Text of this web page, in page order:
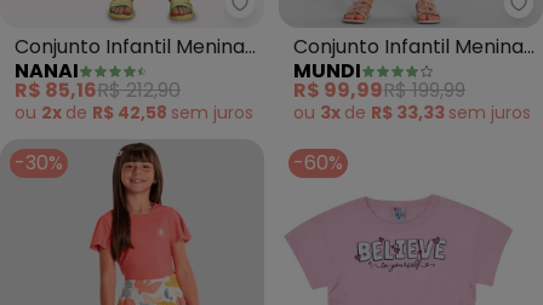
Nanai - Conjunto Infantil
Conjunto Infantil Menina
Bordado (Rosa)
NANAI
R$ 85,16R$ 212,90
ou 2x de R$ 42,58 sem juros
Conjunto Infantil Menina
Bordado (Rosa)
MUNDI
R$ 99,99R$ 199,99
ou 3x de R$ 33,33 sem juros
-30% -60%